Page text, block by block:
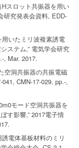
スロット共振器を用い
研究発表会資料, EDD-
いたミリ波複素誘電
ステム,” 電気学会研究
, Mar. 2017.
空洞共振器の共振電磁
CMN-17-029, pp.-,
モード空洞共振器を
す影響,” 2017電子情
電体基板材料のミリ